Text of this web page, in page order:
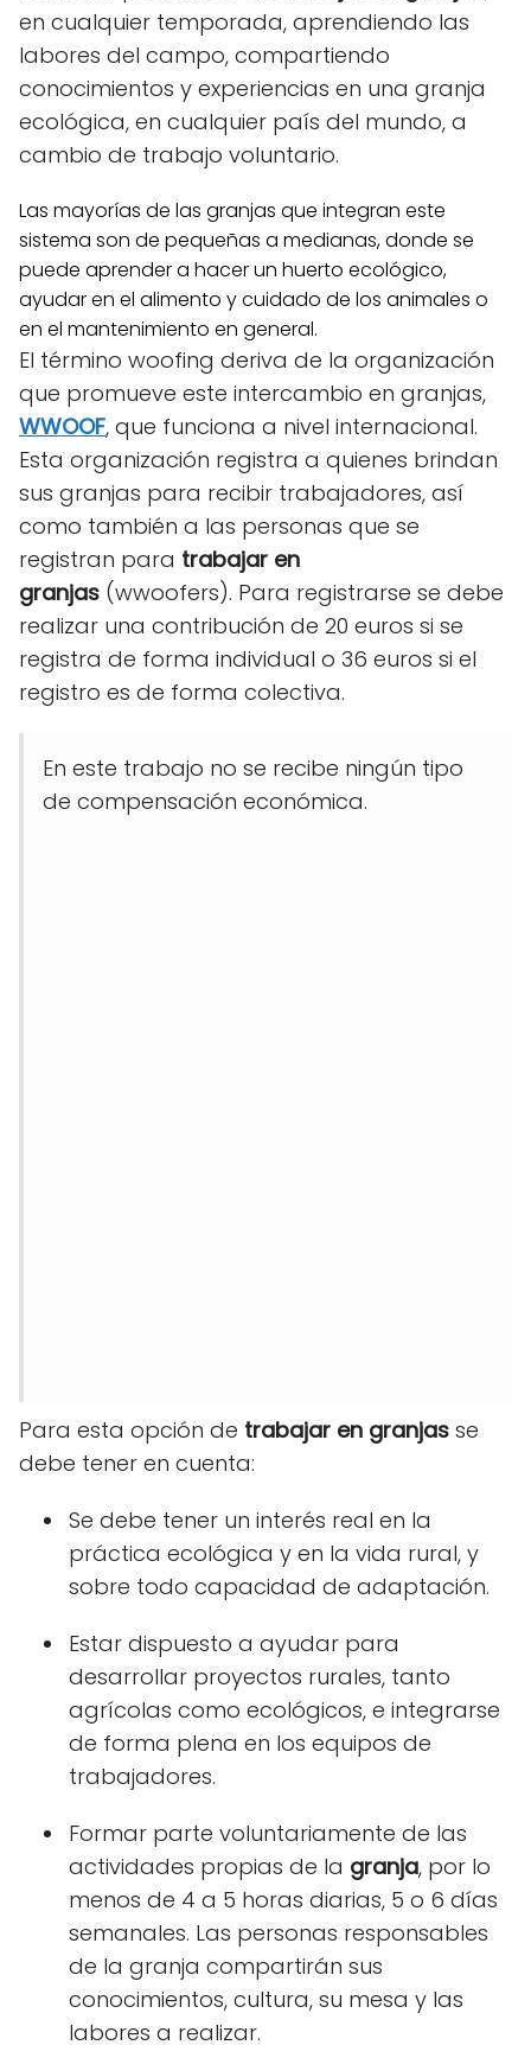
en cualquier temporada, aprendiendo las
labores del campo, compartiendo
conocimientos y experiencias en una granja
ecológica, en cualquier país del mundo, a
cambio de trabajo voluntario.
Las mayorías de las granjas que integran este
sistema son de pequeñas a medianas, donde se
puede aprender a hacer un huerto ecológico,
ayudar en el alimento y cuidado de los animales o
en el mantenimiento en general.
El término woofing deriva de la organización
que promueve este intercambio en granjas,
WWOOF, que funciona a nivel internacional.
Esta organización registra a quienes brindan
sus granjas para recibir trabajadores, así
como también a las personas que se
registran para trabajar en
granjas (wwoofers). Para registrarse se debe
realizar una contribución de 20 euros si se
registra de forma individual o 36 euros si el
registro es de forma colectiva.
En este trabajo no se recibe ningún tipo
de compensación económica.
Para esta opción de trabajar en granjas se
debe tener en cuenta:
Se debe tener un interés real en la
práctica ecológica y en la vida rural, y
sobre todo capacidad de adaptación.
Estar dispuesto a ayudar para
desarrollar proyectos rurales, tanto
agrícolas como ecológicos, e integrarse
de forma plena en los equipos de
trabajadores.
Formar parte voluntariamente de las
actividades propias de la granja, por lo
menos de 4 a 5 horas diarias, 5 o 6 días
semanales. Las personas responsables
de la granja compartirán sus
conocimientos, cultura, su mesa y las
labores a realizar.